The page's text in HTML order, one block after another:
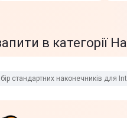
в категорії
стандартних наконечників для